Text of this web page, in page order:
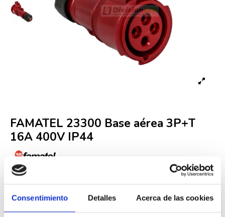
Consentimiento Detalles Acerca de las cookies
FAMATEL 23300 Base aérea 3P+T
16A 400V IP44
Referencia
In Stock
5,00 €9,62 € -48%
Iva incluido